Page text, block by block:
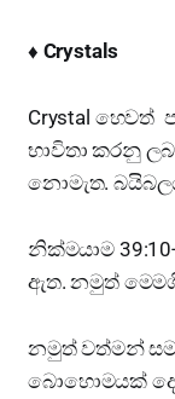
♦️ Crystals
Crystal හෙවත්
භාවිතා කරනු
නොමැත.
නික්මයාම
ඇත. නමුත්
නමුත් වත්මන්
බොහොමයක්